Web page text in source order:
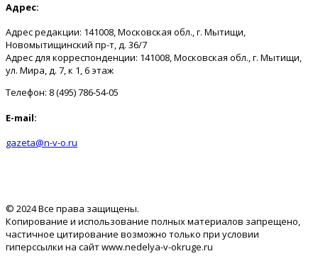
Адрес:
Адрес редакции: 141008, Московская обл., г. Мытищи,
Новомытищинский пр-т, д. 36/7
Адрес для корреспонденции: 141008, Московская обл., г. Мытищи,
ул. Мира, д. 7, к 1, 6 этаж
Телефон: 8 (495) 786-54-05
E-mail:
gazeta@n-v-o.ru
© 2024 Все права защищены.
Копирование и использование полных материалов запрещено,
частичное цитирование возможно только при условии
гиперссылки на сайт www.nedelya-v-okruge.ru